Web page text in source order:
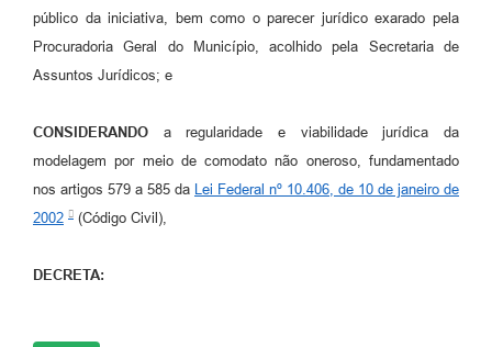
público da iniciativa, bem como o parecer jurídico exarado pela
Procuradoria Geral do Município, acolhido pela Secretaria de
Assuntos Jurídicos; e
CONSIDERANDO a regularidade e viabilidade jurídica da
modelagem por meio de comodato não oneroso, fundamentado
nos artigos 579 a 585 da Lei Federal nº 10.406, de 10 de janeiro de
2002
(Código Civil),
DECRETA: